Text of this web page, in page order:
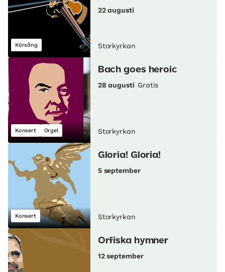
Körsång
22 augusti
Storkyrkan
Konsert Orgel
Bach goes heroic
28 augusti Gratis
Storkyrkan
Konsert
Gloria! Gloria!
5 september
Storkyrkan
Orfiska hymner
12 september